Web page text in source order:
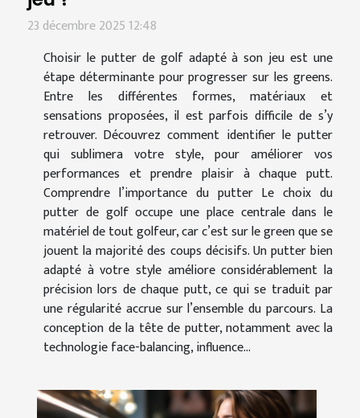
23 décembre 2025 12:48
Choisir le putter de golf adapté à son jeu est une
étape déterminante pour progresser sur les greens.
Entre les différentes formes, matériaux et
sensations proposées, il est parfois difficile de s’y
retrouver. Découvrez comment identifier le putter
qui sublimera votre style, pour améliorer vos
performances et prendre plaisir à chaque putt.
Comprendre l’importance du putter Le choix du
putter de golf occupe une place centrale dans le
matériel de tout golfeur, car c’est sur le green que se
jouent la majorité des coups décisifs. Un putter bien
adapté à votre style améliore considérablement la
précision lors de chaque putt, ce qui se traduit par
une régularité accrue sur l’ensemble du parcours. La
conception de la tête de putter, notamment avec la
technologie face-balancing, influence...